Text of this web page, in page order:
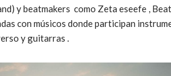
y beatmakers como Zeta eseefe ,
con músicos donde participan
y guitarras .